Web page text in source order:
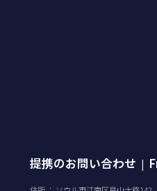
提携のお問い合わせ |